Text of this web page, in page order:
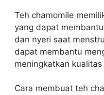
Teh chamomile
yang dapat
dan nyeri saat
dapat membantu
meningkatkan kualitas
Cara membuat teh